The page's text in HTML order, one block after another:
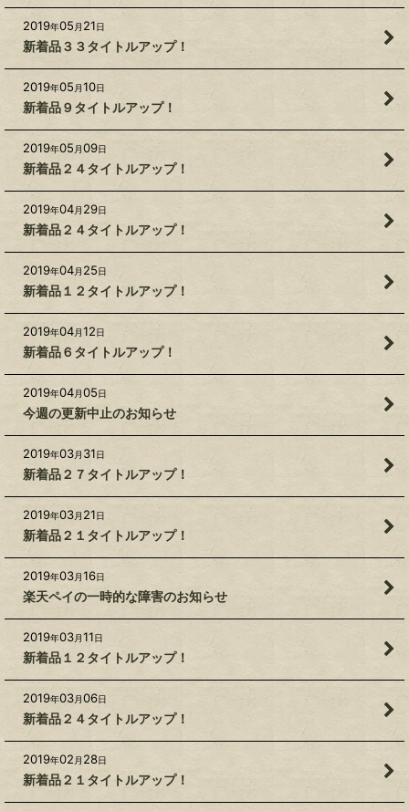
2019年05 月 21日
新着品３３タイトルアップ！
2019年05 月10日
新着品９タイトルアップ！
2019年05 月09日
新着品２４タイトルアップ！
2019年04月 29日
新着品２４タイトルアップ！
2019年04月 25日
新着品１２タイトルアップ！
2019年04月12日
新着品６タイトルアップ！
2019年04月05日
今週の更新中止のお知らせ
2019年03月 31日
新着品２７タイトルアップ！
2019年03月 21日
新着品２１タイトルアップ！
2019年03月16日
楽天ペイの一時的な障害のお知らせ
2019年03月11日
新着品１２タイトルアップ！
2019年03月06日
新着品２４タイトルアップ！
2019年02 月 28日
新着品２１タイトルアップ！